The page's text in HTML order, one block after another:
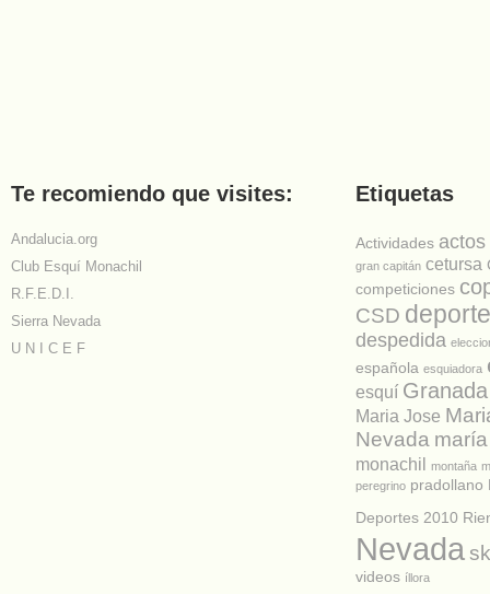
Te recomiendo que visites:
Andalucia.org
Club Esquí Monachil
R.F.E.D.I.
Sierra Nevada
U N I C E F
Etiquetas
Actividades actos
gran capitán cetursa
competiciones
CSD deporte
despedida
española esquiadora
esquí Granada
Maria Jose
Nevada
monachil montaña
peregrino pradollano
Deportes 2010
Nevada
videos íllora